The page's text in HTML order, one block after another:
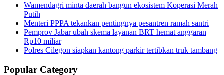
Wamendagri minta daerah bangun ekosistem Koperasi Merah
Putih
Menteri PPPA tekankan pentingnya pesantren ramah santri
Pemprov Jabar ubah skema layanan BRT hemat anggaran
Rp10 miliar
Polres Cilegon siapkan kantong parkir tertibkan truk tambang
Popular Category